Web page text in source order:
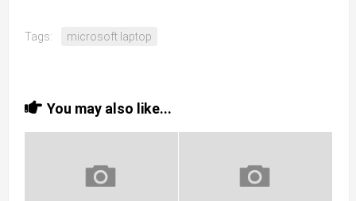
Tags: microsoft laptop
You may also like...